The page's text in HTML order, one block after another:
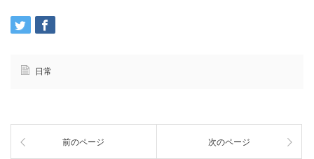
日常
前のページ 次のページ